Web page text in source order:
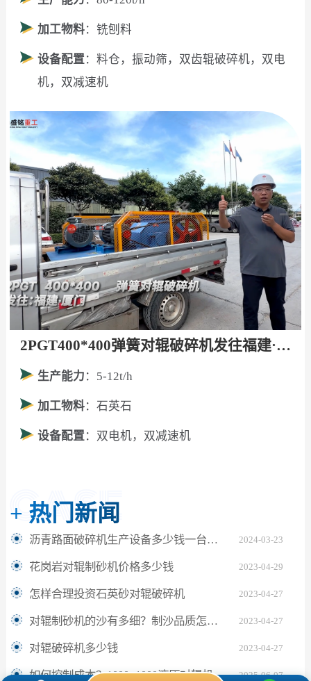
加工物料：铣刨料
设备配置 ：料仓，振动筛，双齿辊破碎机，双电
机，双减速机
2PGT400*400弹簧对辊破碎机发往福建·厦门！
生产能力 ：5-12t/h
加工物料：石英石
设备配置：双电机，双减速机
+ 热门新闻
2024-03-23
沥青路面破碎机生产设备多少钱一台？附现场案例
2023-04-29
花岗岩对辊制砂机价格多少钱
2023-04-27
怎样合理投资石英砂对辊破碎机
2023-04-27
对辊制砂机的沙有多细？制沙品质怎么样
2023-04-27
对辊破碎机多少钱
2025-06-07
如何控制成本？1000×1000液压对辊机价格影响因素全揭秘